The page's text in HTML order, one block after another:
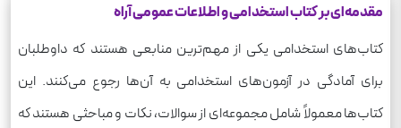
مقدمه‌ای بر کتاب استخدامی و اطلاعات عمومی آراه
کتاب‌های استخدامی یکی از مهم‌ترین منابعی هستند که داوطلبان
برای آمادگی در آزمون‌های استخدامی به آن‌ها رجوع می‌کنند. این
کتاب‌ها معمولاً شامل مجموعه‌ای از سوالات، نکات و مباحثی هستند که